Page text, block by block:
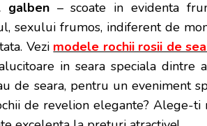
galben– scoate in evidenta
sexului frumos, indiferent de
Vezi modele rochii rosii de
in seara speciala dintre
de seara, pentru un eveniment
de revelion elegante? Alege-ti